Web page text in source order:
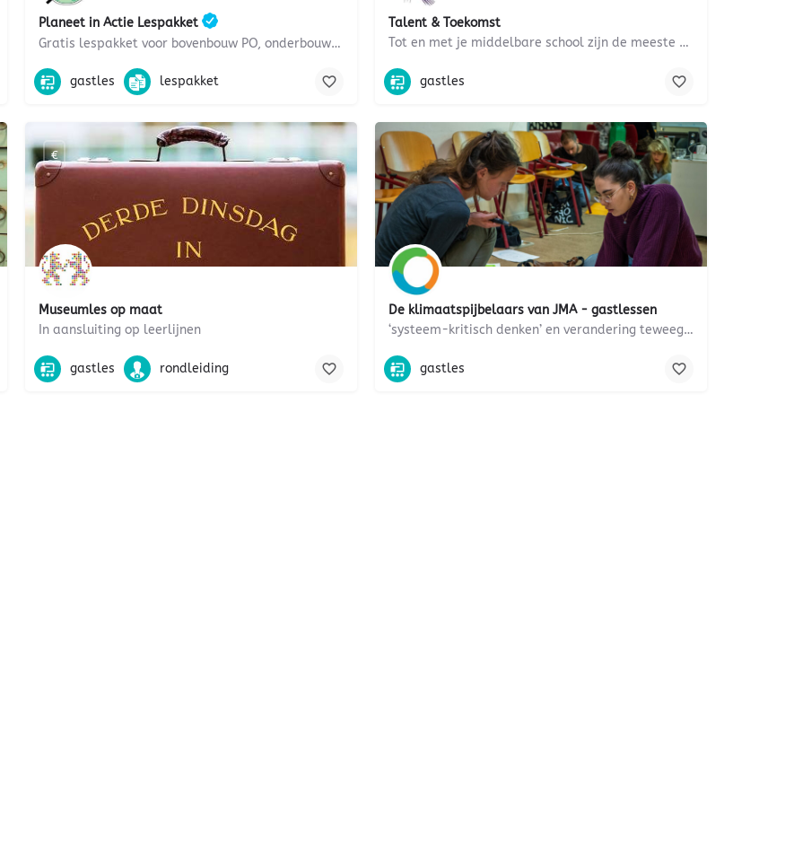
Planeet in Actie Lespakket
Gratis lespakket voor bovenbouw PO, onderbouw VO en MBO.
Burgerschap, wereldvoedsel, duurzaamheid, ondernemerschap, burgerparticipatie, afval, ondernemen, klimaatverandering
gastles lespakket
Talent & Toekomst
Tot en met je middelbare school zijn de meeste zaken aardig voor je uitgestippeld. Daarna staat er…
wereldoriëntatie, Beroepenoriëntatie, bedrijfsleven,
gastles
gezondheid, belasting, milieu, handel
Museumles op maat
In aansluiting op leerlijnen
maatschappijleer, wereldoriëntatie, politiek, staatsinrichting, veiligheid, economie, gezondheid, belasting, milieu, handel
€
gastles rondleiding
De klimaatspijbelaars van JMA - gastlessen
‘systeem-kritisch denken’ en verandering teweeg brengen in de samenleving
Burgerschap, duurzaamheid, Actie, burgerparticipatie, natuur,
gastles